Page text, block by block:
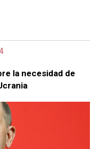
la necesidad de